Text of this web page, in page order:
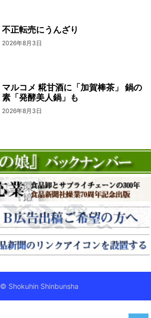
不正転売にうんざり
2026年8月3日
マルコメ 糀甘酒に「加賀棒茶」 鍋の
素「発酵美人鍋」も
2026年8月3日
© Shokuhin Shinbunsha